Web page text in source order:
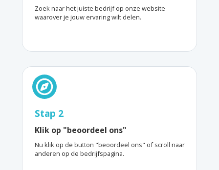
Zoek naar het juiste bedrijf op onze website
waarover je jouw ervaring wilt delen.
Stap 2
Klik op "beoordeel ons"
Nu klik op de button "beoordeel ons" of scroll naar
anderen op de bedrijfspagina.